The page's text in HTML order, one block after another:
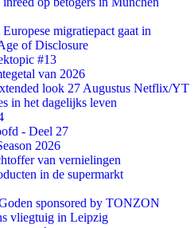
migratiepact gaat in
of Disclosure
#13
van 2026
look 27 Augustus Netflix/YT
in het dagelijks leven
- Deel 27
2026
van vernielingen
in de supermarkt
sponsored by TONZON
vliegtuig in Leipzig